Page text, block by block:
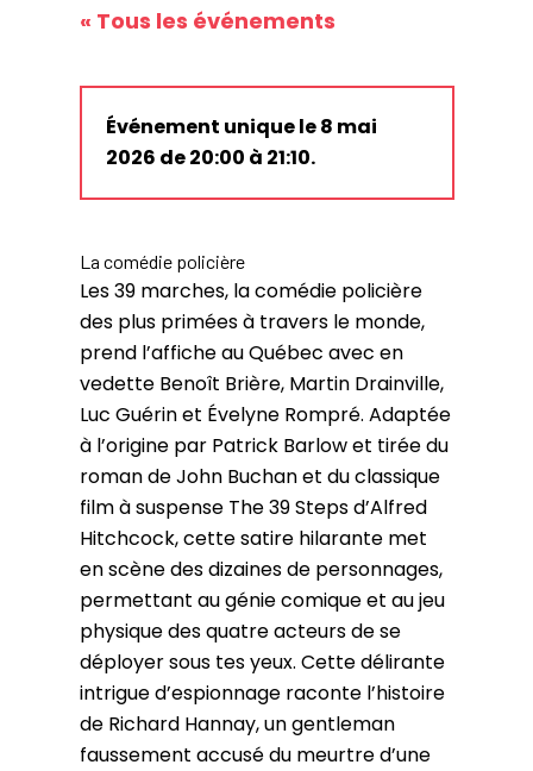
« Tous les événements
Événement unique le 8 mai
2026 de 20:00 à 21:10.
La comédie policière
Les 39 marches, la comédie policière
des plus primées à travers le monde,
prend l’affiche au Québec avec en
vedette Benoît Brière, Martin Drainville,
Luc Guérin et Évelyne Rompré. Adaptée
à l’origine par Patrick Barlow et tirée du
roman de John Buchan et du classique
film à suspense The 39 Steps d’Alfred
Hitchcock, cette satire hilarante met
en scène des dizaines de personnages,
permettant au génie comique et au jeu
physique des quatre acteurs de se
déployer sous tes yeux. Cette délirante
intrigue d’espionnage raconte l’histoire
de Richard Hannay, un gentleman
faussement accusé du meurtre d’une